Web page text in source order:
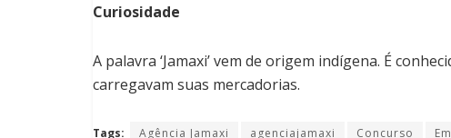
Curiosidade
A palavra ‘Jamaxi’ vem de origem indígena. É
carregavam suas mercadorias.
Tags: Agência Jamaxi agenciajamaxi Concurso